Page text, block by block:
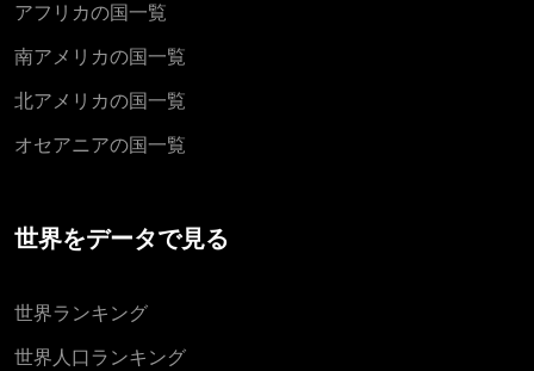
アフリカの国一覧
南アメリカの国一覧
北アメリカの国一覧
オセアニアの国一覧
世界をデータで見る
世界ランキング
世界人口ランキング